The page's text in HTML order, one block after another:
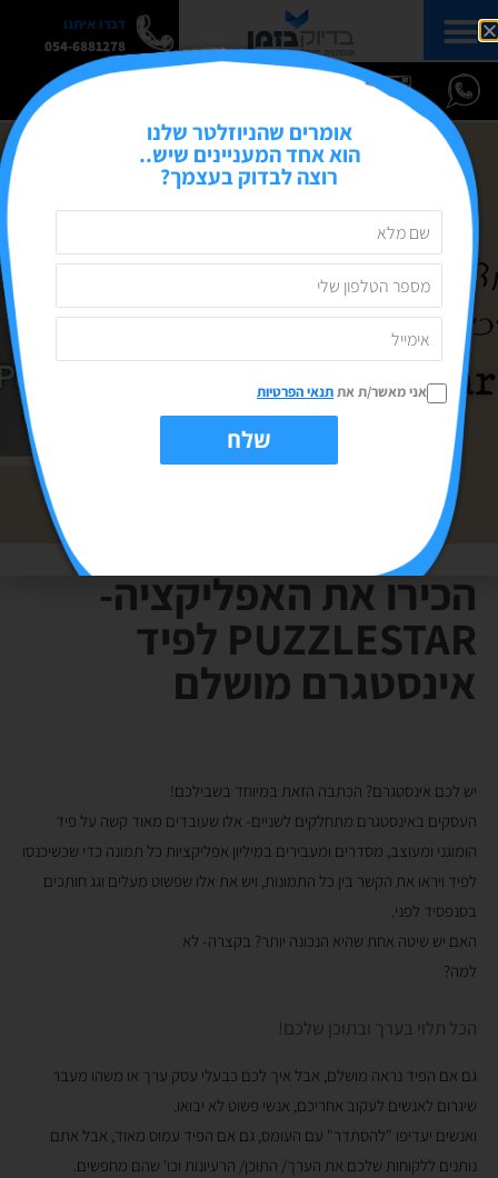
דברו איתנו
054-6881278
הכירו את האפליקציה-
PUZZLESTAR לפיד
אינסטגרם מושלם
יש לכם אינסטגרם? הכתבה הזאת במיוחד בשבילכם!
העסקים באינסטגרם מתחלקים לשניים- אלו שעובדים מאוד קשה על פיד
הומוגני ומעוצב, מסדרים ומעבירים במיליון אפליקציות כל תמונה כדי שכשיכנסו
לפיד ויראו את הקשר בין כל התמונות, ויש את אלו שפשוט מעלים וגג חותכים
בסנפסיד לפני.
האם יש שיטה אחת שהיא הנכונה יותר? בקצרה- לא
למה?
הכל תלוי בערך ובתוכן שלכם!
גם אם הפיד נראה מושלם, אבל איך לכם כבעלי עסק ערך או משהו מעבר
שיגרום לאנשים לעקוב אחריכם, אנשי פשוט לא יבואו.
ואנשים יעדיפו "להסתדר" עם העומס, גם אם הפיד עמוס מאוד, אבל אתם
נותנים ללקוחות שלכם את הערך/ התוכן/ הרעיונות וכו' שהם מחפשים.
אומרים שהניוזלטר שלנו
הוא אחד המעניינים שיש..
רוצה לבדוק בעצמך?
אני מאשר/ת אתתנאי הפרטיות
שלח